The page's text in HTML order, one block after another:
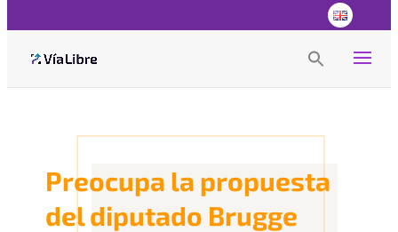
Search Button
Preocupa la propuesta
del diputado Brugge